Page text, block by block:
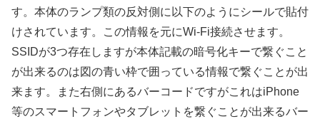
す。本体のランプ類の反対側に以下のようにシールで貼付
けされています。この情報を元にWi-Fi接続させます。
SSIDが3つ存在しますが本体記載の暗号化キーで繋ぐこと
が出来るのは図の青い枠で囲っている情報で繋ぐことが出
来ます。また右側にあるバーコードですがこれはiPhone
等のスマートフォンやタブレットを繋ぐことが出来るバー